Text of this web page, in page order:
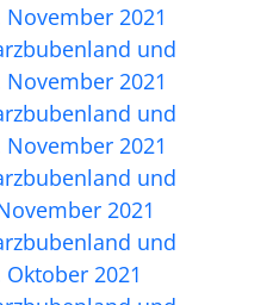
2021
und
2021
und
2021
und
2021
und
2021